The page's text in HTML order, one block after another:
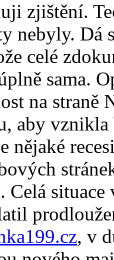
zjištění.
nebyly. Dá
celé
sama.
na
aby vznikla
nějaké
Celá
, v